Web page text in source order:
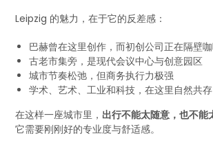
Leipzig 的魅力，在于它的反差感：
巴赫曾在这里创作，而初创公司正在隔壁
古老市集旁，是现代会议中心与创意园区
城市节奏松弛，但商务执行力极强
学术、艺术、工业和科技，在这里自然共存
在这样一座城市里， 出行不能太随意，也不能
它需要刚刚好的专业度与舒适感。